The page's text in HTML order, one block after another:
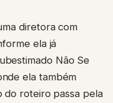
diretora com
ela já
Não Se
ela também
do roteiro passa pela